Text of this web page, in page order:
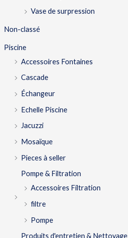
Vase de surpression
Non-classé
Piscine
Accessoires Fontaines
Cascade
Échangeur
Echelle Piscine
Jacuzzi
Mosaïque
Pieces à seller
Pompe & Filtration
Accessoires Filtration
filtre
Pompe
Produits d'entretien & Nettoyage